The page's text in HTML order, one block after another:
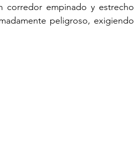
corredor empinado y estrecho
peligroso, exigiendo